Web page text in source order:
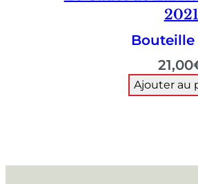
2021
Bouteille
21,00
Ajouter au